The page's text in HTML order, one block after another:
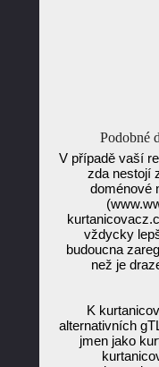
Podobné
V případě vaší
zda nestojí
doménové
vždycky
budoucna
než je
K
alternativních
jmen jako